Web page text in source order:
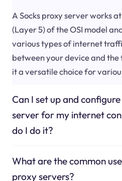
A Socks proxy server works
(Layer 5) of the OSI model
various types of internet
between your device and
it a versatile choice for
Can I set up and
server for my internet
do I do it?
What are the common
proxy servers?